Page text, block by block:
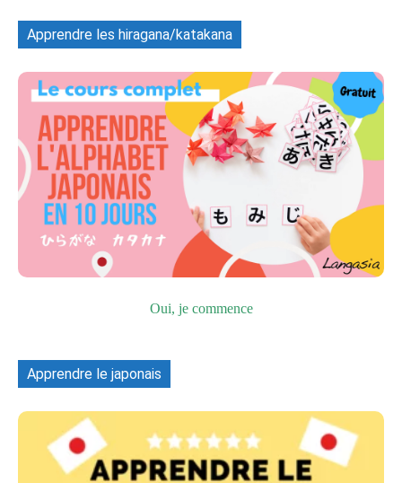
Apprendre les hiragana/katakana
Oui, je commence
Apprendre le japonais